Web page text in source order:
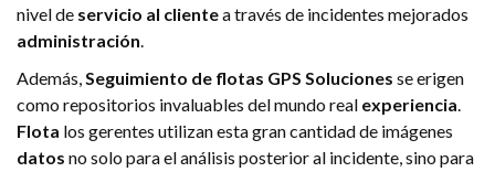
nivel de servicio al clientea través de incidentes mejorados
administración.
Además,Seguimiento de flotas GPS Soluciones se erigen
como repositorios invaluables del mundo real experiencia.
Flota los gerentes utilizan esta gran cantidad de imágenes
datos no solo para el análisis posterior al incidente, sino para